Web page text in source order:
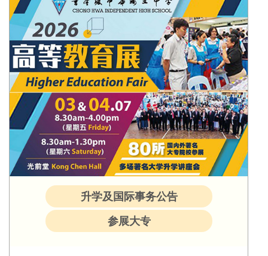
升学及国际事务公告
参展大专